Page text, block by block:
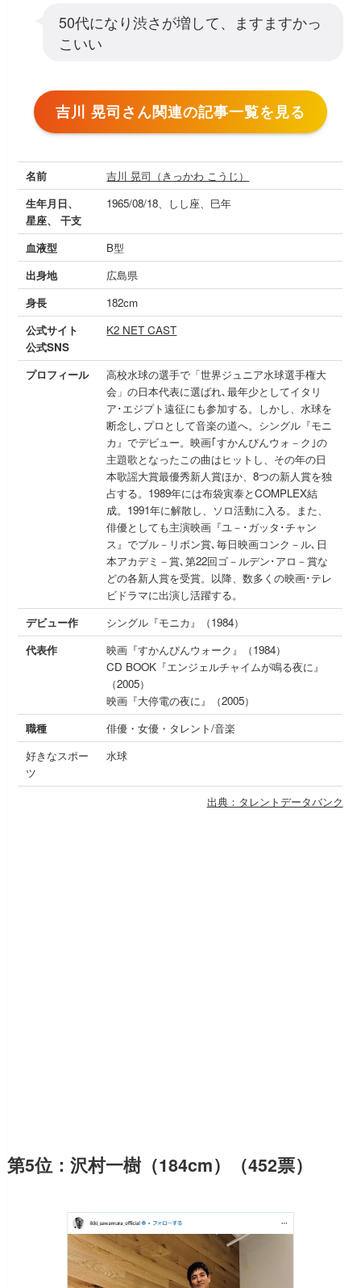
50代になり渋さが増して、ますますかっ
こいい
吉川 晃司さん関連の記事一覧を見る
名前
吉川 晃司（きっかわ こうじ）
生年月日、
星座、 干支
1965/08/18、しし座、巳年
血液型
B型
出身地
広島県
身長
182cm
公式サイト
公式SNS
K2 NET CAST
プロフィール
高校水球の選手で「世界ジュニア水球選手権大
会」の日本代表に選ばれ､最年少としてイタリ
ア･エジプト遠征にも参加する。しかし、水球を
断念し､プロとして音楽の道へ。シングル『モニ
カ』でデビュー。映画｢すかんぴんウォ－ク｣の
主題歌となったこの曲はヒットし、その年の日
本歌謡大賞最優秀新人賞ほか、8つの新人賞を独
占する。1989年には布袋寅泰とCOMPLEX結
成。1991年に解散し、ソロ活動に入る。また、
俳優としても主演映画『ユ－･ガッタ･チャン
ス』でブル－リボン賞､毎日映画コンク－ル､日
本アカデミ－賞､第22回ゴ－ルデン･アロ－賞な
どの各新人賞を受賞。以降、数多くの映画･テレ
ビドラマに出演し活躍する。
デビュー作
シングル『モニカ』（1984）
代表作
映画『すかんぴんウォーク』（1984）
CD BOOK『エンジェルチャイムが鳴る夜に』
（2005）
映画『大停電の夜に』（2005）
職種
俳優・女優・タレント/音楽
好きなスポー
ツ
水球
出典：タレントデータバンク
第5位：沢村一樹（184cm）（452票）